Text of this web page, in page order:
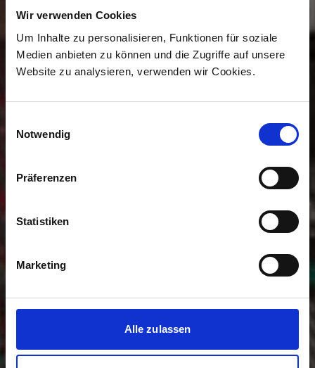
Wir verwenden Cookies
Um Inhalte zu personalisieren, Funktionen für soziale
Medien anbieten zu können und die Zugriffe auf unsere
Website zu analysieren, verwenden wir Cookies.
Notwendig
Präferenzen
Statistiken
Marketing
Alle zulassen